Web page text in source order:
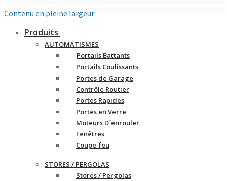
Contenu en pleine largeur
Produits
AUTOMATISMES
Portails Battants
Portails Coulissants
Portes de Garage
Contrôle Routier
Portes Rapides
Portes en Verre
Moteurs D´enrouler
Fenêtres
Coupe-feu
STORES / PERGOLAS
Stores / Pergolas